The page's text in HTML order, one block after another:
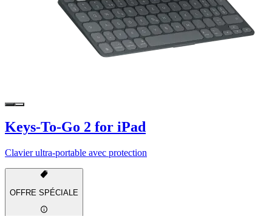
Keys-To-Go 2 for iPad
Clavier ultra-portable avec protection
OFFRE SPÉCIALE